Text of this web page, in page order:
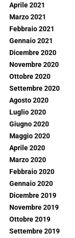
Aprile 2021
Marzo 2021
Febbraio 2021
Gennaio 2021
Dicembre 2020
Novembre 2020
Ottobre 2020
Settembre 2020
Agosto 2020
Luglio 2020
Giugno 2020
Maggio 2020
Aprile 2020
Marzo 2020
Febbraio 2020
Gennaio 2020
Dicembre 2019
Novembre 2019
Ottobre 2019
Settembre 2019